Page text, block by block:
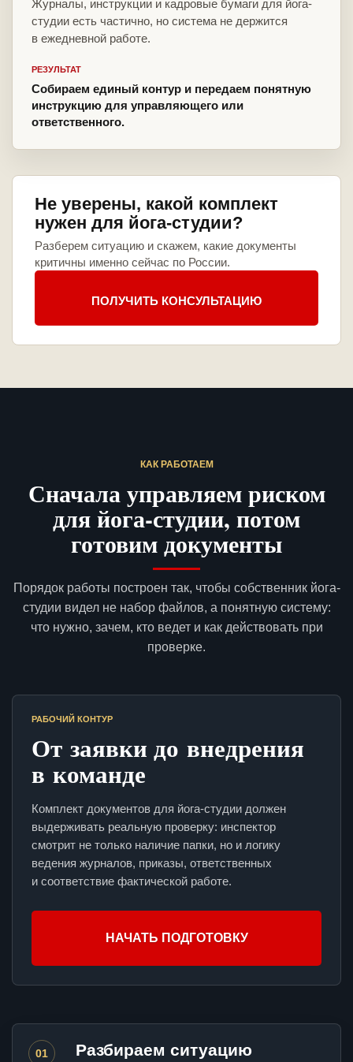
Журналы, инструкции и кадровые бумаги для йога-
студии есть частично, но система не держится
в ежедневной работе.
РЕЗУЛЬТАТ
Собираем единый контур и передаем понятную
инструкцию для управляющего или
ответственного.
Не уверены, какой комплект
нужен для йога-студии?
Разберем ситуацию и скажем, какие документы
критичны именно сейчас по России.
ПОЛУЧИТЬ КОНСУЛЬТАЦИЮ
КАК РАБОТАЕМ
Сначала управляем риском
для йога-студии, потом
готовим документы
Порядок работы построен так, чтобы собственник йога-
студии видел не набор файлов, а понятную систему:
что нужно, зачем, кто ведет и как действовать при
проверке.
РАБОЧИЙ КОНТУР
От заявки до внедрения
в команде
Комплект документов для йога-студии должен
выдерживать реальную проверку: инспектор
смотрит не только наличие папки, но и логику
ведения журналов, приказы, ответственных
и соответствие фактической работе.
НАЧАТЬ ПОДГОТОВКУ
01 Разбираем ситуацию